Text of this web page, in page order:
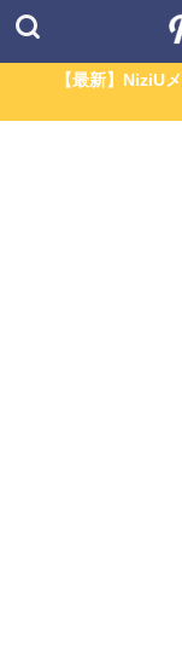
【最新】NiziU